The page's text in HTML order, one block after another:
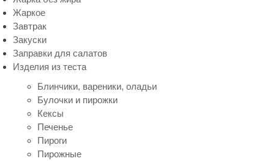
Жаркое
Завтрак
Закуски
Заправки для салатов
Изделия из теста
Блинчики, вареники, оладьи
Булочки и пирожки
Кексы
Печенье
Пироги
Пирожные